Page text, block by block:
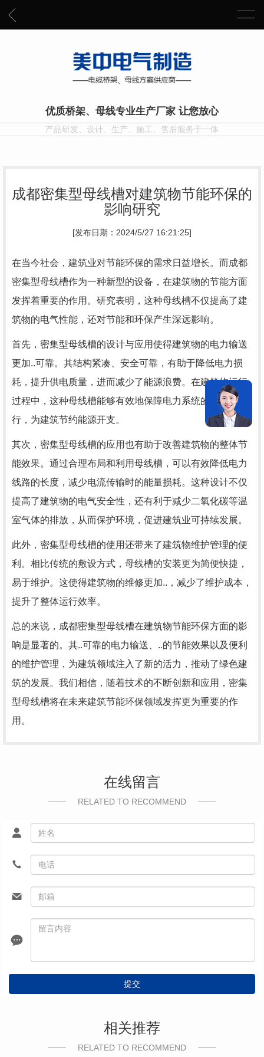
优质桥架、母线专业生产厂家 让您放心
产品研发、设计、生产、施工、售后服务于一体
成都密集型母线槽对建筑物节能环保的
影响研究
[发布日期：2024/5/27 16:21:25]
在当今社会，建筑业对节能环保的需求日益增长。而成都
密集型母线槽作为一种新型的设备，在建筑物的节能方面
发挥着重要的作用。研究表明，这种母线槽不仅提高了建
筑物的电气性能，还对节能和环保产生深远影响。
首先，密集型母线槽的设计与应用使得建筑物的电力输送
更加..可靠。其结构紧凑、安全可靠，有助于降低电力损
耗，提升供电质量，进而减少了能源浪费。在建筑物运行
过程中，这种母线槽能够有效地保障电力系统的稳定运
行，为建筑节约能源开支。
其次，密集型母线槽的应用也有助于改善建筑物的整体节
能效果。通过合理布局和利用母线槽，可以有效降低电力
线路的长度，减少电流传输时的能量损耗。这种设计不仅
提高了建筑物的电气安全性，还有利于减少二氧化碳等温
室气体的排放，从而保护环境，促进建筑业可持续发展。
此外，密集型母线槽的使用还带来了建筑物维护管理的便
利。相比传统的敷设方式，母线槽的安装更为简便快捷，
易于维护。这使得建筑物的维修更加..，减少了维护成本，
提升了整体运行效率。
总的来说，成都密集型母线槽在建筑物节能环保方面的影
响是显著的。其..可靠的电力输送、..的节能效果以及便利
的维护管理，为建筑领域注入了新的活力，推动了绿色建
筑的发展。我们相信，随着技术的不断创新和应用，密集
型母线槽将在未来建筑节能环保领域发挥更为重要的作
用。
在线留言
RELATED TO RECOMMEND
提交
相关推荐
RELATED TO RECOMMEND